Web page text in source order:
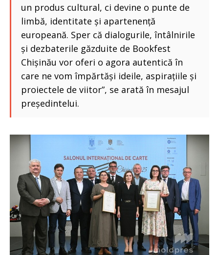
un produs cultural, ci devine o punte de
limbă, identitate și apartenență
europeană. Sper că dialogurile, întâlnirile
și dezbaterile găzduite de Bookfest
Chișinău vor oferi o agora autentică în
care ne vom împărtăși ideile, aspirațiile și
proiectele de viitor”, se arată în mesajul
președintelui.